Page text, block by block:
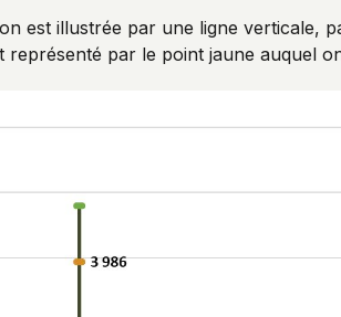
est illustrée par une ligne verticale,
représenté par le point jaune auquel